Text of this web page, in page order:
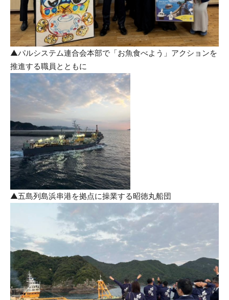
▲パルシステム連合会本部で「お魚食べよう」アクションを
推進する職員とともに
▲五島列島浜串港を拠点に操業する昭徳丸船団